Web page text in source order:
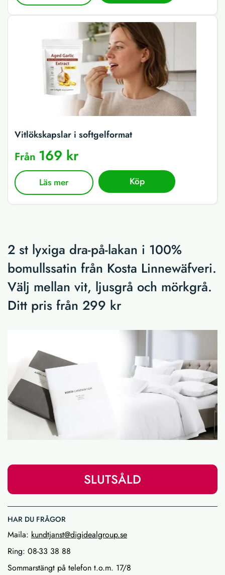
Vitlökskapslar i softgelformat
Från 169 kr
Läs mer Köp
2 st lyxiga dra-på-lakan i 100%
bomullssatin från Kosta Linnewäfveri.
Välj mellan vit, ljusgrå och mörkgrå.
Ditt pris från 299 kr
SLUTSÅLD
HAR DU FRÅGOR
Maila: kundtjanst@digidealgroup.se
Ring: 08-33 38 88
Sommarstängt på telefon t.o.m. 17/8